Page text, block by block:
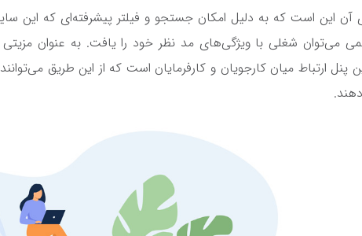
آن این است که به دلیل امکان جستجو و فیلتر پیشرفته‌ای که این
می‌توان شغلی با ویژگی‌های مد نظر خود را یافت. به عنوان
پنل ارتباط میان کارجویان و کارفرمایان است که از این طریق